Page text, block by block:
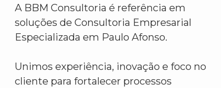
A BBM Consultoria é referência em
soluções de Consultoria Empresarial
Especializada em Paulo Afonso.
Unimos experiência, inovação e foco no
cliente para fortalecer processos